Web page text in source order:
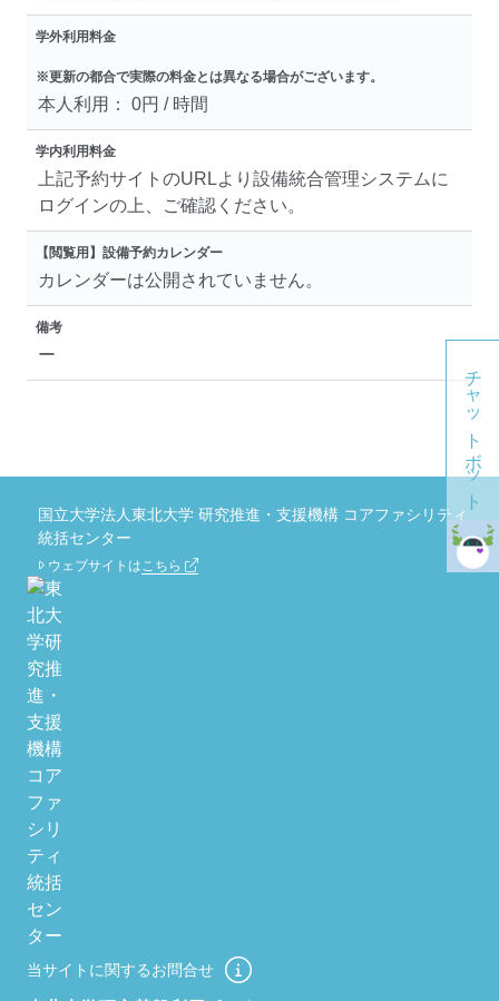
学外利用料金
※更新の都合で実際の料金とは異なる場合がございます。
本人利用： 0円 / 時間
学内利用料金
上記予約サイトのURLより設備統合管理システムに
ログインの上、ご確認ください。
【閲覧用】設備予約カレンダー
カレンダーは公開されていません。
備考
ー
チャットボット
当サイトに関するお問合せ
国立大学法人東北大学 研究推進・支援機構 コアファシリティ
統括センター
ウェブサイトはこちら